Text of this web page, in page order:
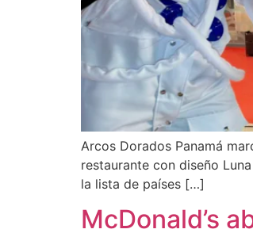
Arcos Dorados Panamá
restaurante con diseño
la lista de países […]
McDonald’s